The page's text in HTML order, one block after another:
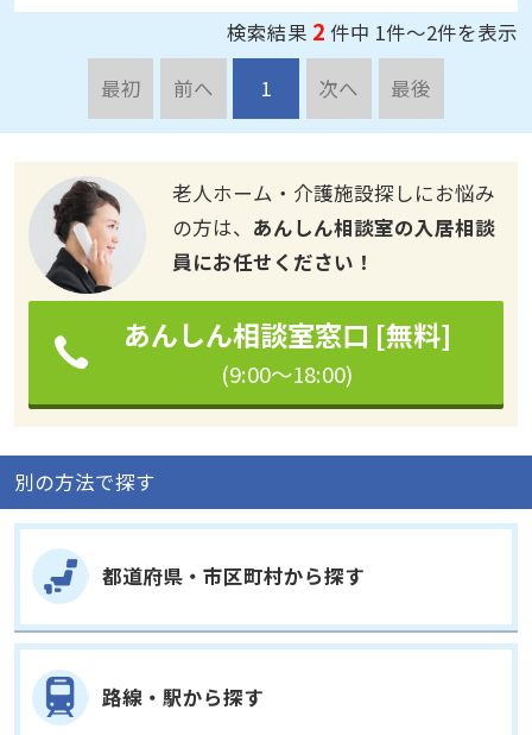
検索結果 2件中 1件～2件を表示
最初
前へ 1 次へ 最後
老人ホーム・介護施設探しにお悩み
の方は、 あんしん相談室の入居相談
員にお任せください！
あんしん相談室窓口 [無料]
(9:00～18:00)
別の方法で探す
都道府県・市区町村から探す
路線・駅から探す